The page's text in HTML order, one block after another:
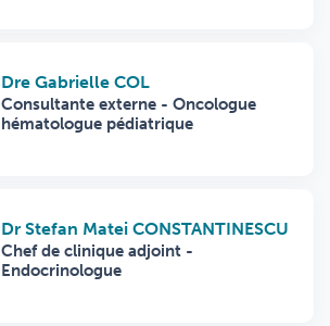
Dre Gabrielle COL
Consultante externe - Oncologue
hématologue pédiatrique
Dr Stefan Matei CONSTANTINESCU
Chef de clinique adjoint -
Endocrinologue